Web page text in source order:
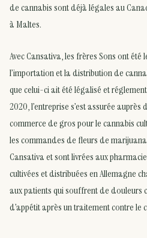
de cannabis sont déjà légales au
à Maltes.
Avec Cansativa, les frères Sons ont été
l’importation et la distribution de
que celui-ci ait été légalisé et
2020, l’entreprise s’est assurée
commerce de gros pour le cannabis
les commandes de fleurs de
Cansativa et sont livrées aux
cultivées et distribuées en Allemagne
aux patients qui souffrent de douleurs
d’appétit après un traitement contre le